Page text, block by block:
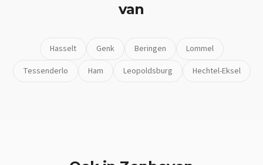
van
Hasselt Genk Beringen
Lommel
Tessenderlo
Ham Leopoldsburg Hechtel-Eksel